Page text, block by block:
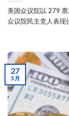
美国众议院以 279
众议院民主党人表现
27
3 月